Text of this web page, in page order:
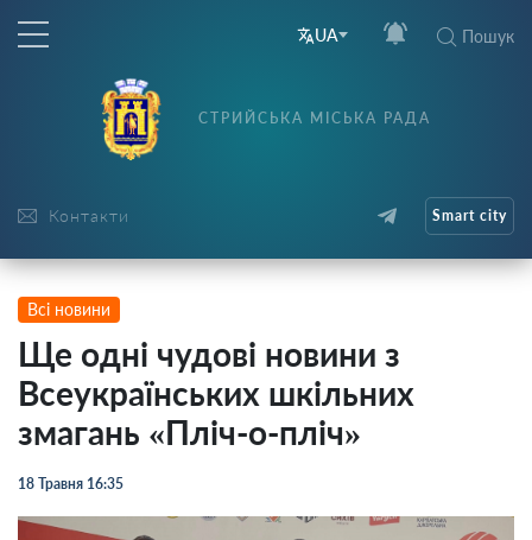
UA Пошук
Контакти
СТРИЙСЬКА МІСЬКА РАДА
Smart city
Всі новини
Ще одні чудові новини з
Всеукраїнських шкільних
змагань «Пліч-о-пліч»
18 Травня 16:35